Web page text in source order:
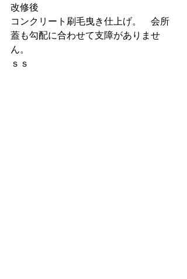
改修後
コンクリート刷毛曳き仕上げ。　会所
蓋も勾配に合わせて支障がありませ
ん。
ｓｓ